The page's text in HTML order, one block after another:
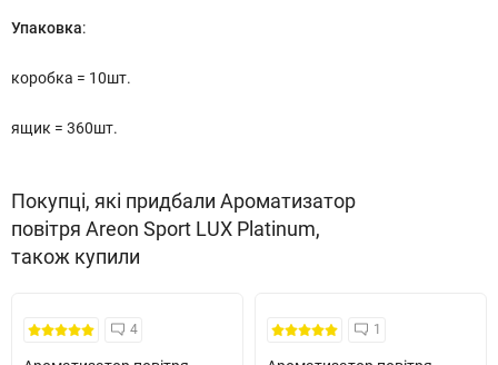
Упаковка:
коробка = 10шт.
ящик = 360шт.
Покупці, які придбали Ароматизатор
повітря Areon Sport LUX Platinum,
також купили
4 1